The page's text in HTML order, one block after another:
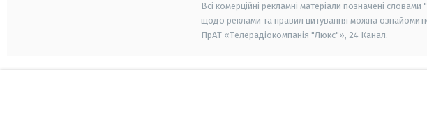
Всі комерційні рекламні матеріали позначені
щодо реклами та правил цитування можна
ПрАТ «Телерадіокомпанія "Люкс"», 24 Канал.